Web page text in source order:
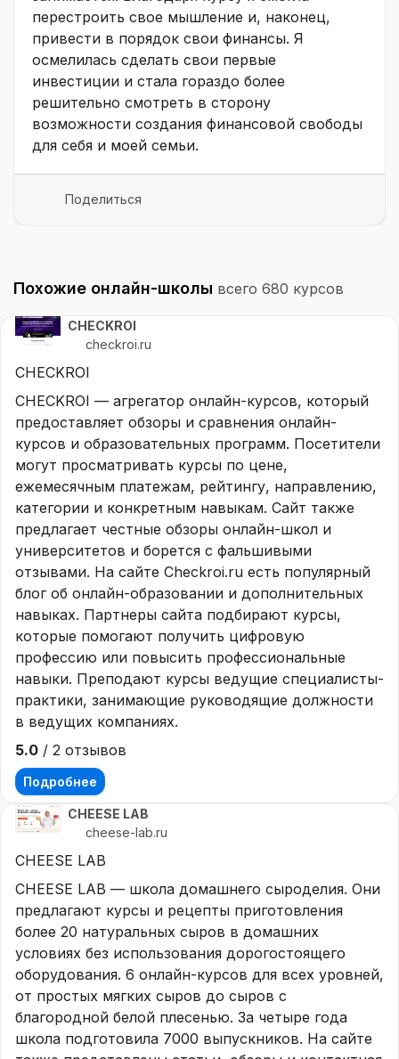
перестроить свое мышление и, наконец,
привести в порядок свои финансы. Я
осмелилась сделать свои первые
инвестиции и стала гораздо более
решительно смотреть в сторону
возможности создания финансовой свободы
для себя и моей семьи.
Поделиться
Похожие онлайн-школы всего 680 курсов
CHECKROI
checkroi.ru
CHECKROI
CHECKROI — агрегатор онлайн-курсов, который
предоставляет обзоры и сравнения онлайн-
курсов и образовательных программ. Посетители
могут просматривать курсы по цене,
ежемесячным платежам, рейтингу, направлению,
категории и конкретным навыкам. Сайт также
предлагает честные обзоры онлайн-школ и
университетов и борется с фальшивыми
отзывами. На сайте Checkroi.ru есть популярный
блог об онлайн-образовании и дополнительных
навыках. Партнеры сайта подбирают курсы,
которые помогают получить цифровую
профессию или повысить профессиональные
навыки. Преподают курсы ведущие специалисты-
практики, занимающие руководящие должности
в ведущих компаниях.
5.0 / 2 отзывов
Подробнее
CHEESE LAB
cheese-lab.ru
CHEESE LAB
CHEESE LAB — школа домашнего сыроделия. Они
предлагают курсы и рецепты приготовления
более 20 натуральных сыров в домашних
условиях без использования дорогостоящего
оборудования. 6 онлайн-курсов для всех уровней,
от простых мягких сыров до сыров с
благородной белой плесенью. За четыре года
школа подготовила 7000 выпускников. На сайте